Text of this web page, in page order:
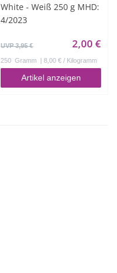
White - Weiß 250 g MHD:
4/2023
UVP 3,95 € 2,00 €
250 Gramm | 8,00 € / Kilogramm
Artikel anzeigen